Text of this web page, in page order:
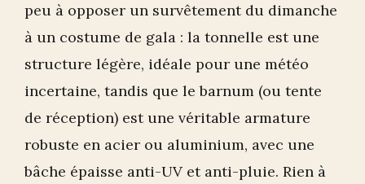
peu à opposer un survêtement du dimanche
à un costume de gala : la tonnelle est une
structure légère, idéale pour une météo
incertaine, tandis que le barnum (ou tente
de réception) est une véritable armature
robuste en acier ou aluminium, avec une
bâche épaisse anti-UV et anti-pluie. Rien à